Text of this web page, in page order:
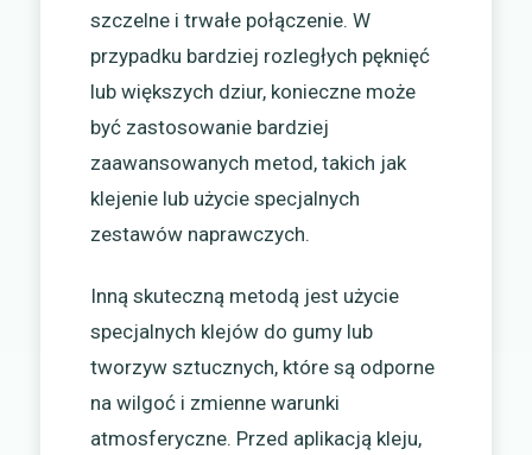
szczelne i trwałe połączenie. W
przypadku bardziej rozległych pęknięć
lub większych dziur, konieczne może
być zastosowanie bardziej
zaawansowanych metod, takich jak
klejenie lub użycie specjalnych
zestawów naprawczych.
Inną skuteczną metodą jest użycie
specjalnych klejów do gumy lub
tworzyw sztucznych, które są odporne
na wilgoć i zmienne warunki
atmosferyczne. Przed aplikacją kleju,